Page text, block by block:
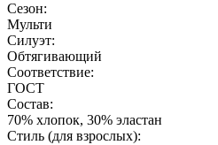
Сезон:
Мульти
Силуэт:
Обтягивающий
Соответствие:
ГОСТ
Состав:
70% хлопок, 30% эластан
Стиль (для взрослых):